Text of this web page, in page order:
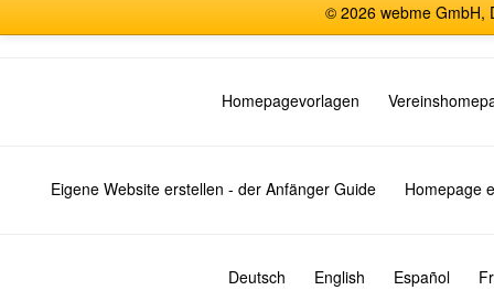
© 2026 webme GmbH,
Homepagevorlagen
Eigene Website erstellen - der Anfänger Guide Homepage
Deutsch English Español